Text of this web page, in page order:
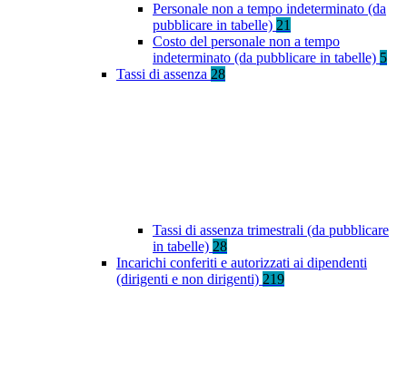
Personale non a tempo indeterminato (da
pubblicare in tabelle) 21
Costo del personale non a tempo
indeterminato (da pubblicare in tabelle) 5
Tassi di assenza 28
Tassi di assenza trimestrali (da pubblicare
in tabelle) 28
Incarichi conferiti e autorizzati ai dipendenti
(dirigenti e non dirigenti) 219